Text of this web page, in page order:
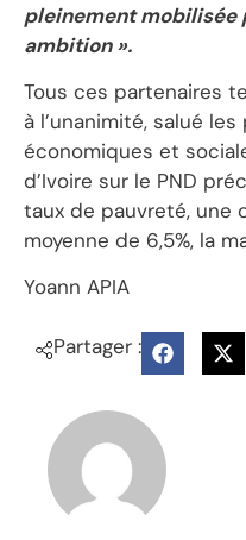
pleinement mobilisée
ambition ».
Tous ces partenaires
à l’unanimité, salué
économiques et
d’Ivoire sur le PND
taux de pauvreté, une
moyenne de 6,5%, la
Yoann APIA
Partager :